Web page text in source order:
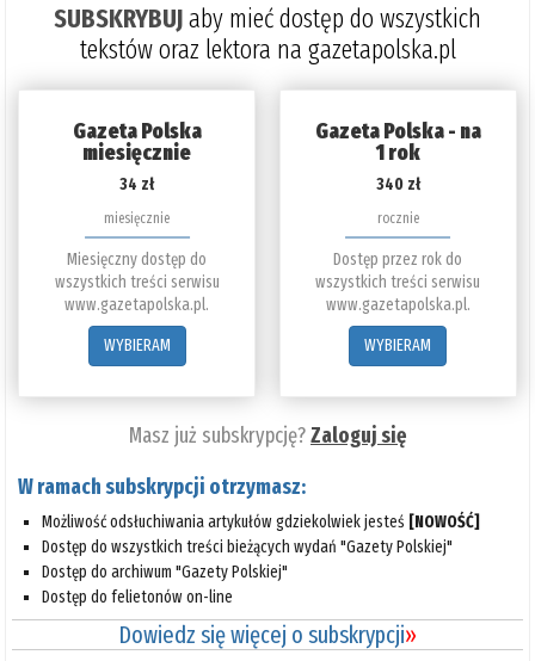
SUBSKRYBUJaby mieć dostęp do wszystkich
tekstów oraz lektora na gazetapolska.pl
Gazeta Polska
miesięcznie
34 zł
miesięcznie
Miesięczny dostęp do
wszystkich treści serwisu
www.gazetapolska.pl.
WYBIERAM
Gazeta Polska - na
1 rok
340 zł
rocznie
Dostęp przez rok do
wszystkich treści serwisu
www.gazetapolska.pl.
WYBIERAM
Masz już subskrypcję?Zaloguj się
W ramach subskrypcji otrzymasz:
Możliwość odsłuchiwania artykułów gdziekolwiek jesteś [NOWOŚĆ]
Dostęp do wszystkich treści bieżących wydań "Gazety Polskiej"
Dostęp do archiwum "Gazety Polskiej"
Dostęp do felietonów on-line
Dowiedz się więcej o subskrypcji»